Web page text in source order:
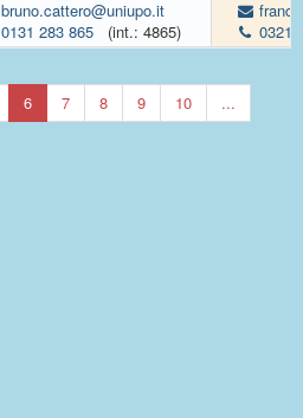
bruno.cattero@uniupo.it
0131 283 865
(int.: 4865)
0321
6 7 8 9 10
...